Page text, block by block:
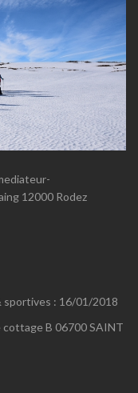
12000 Rodez
sportives : 16/01/2018
cottage B 06700 SAINT